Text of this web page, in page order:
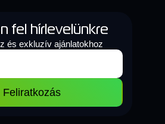
fel hírlevelünkre
és exkluzív ajánlatokhoz
Feliratkozás